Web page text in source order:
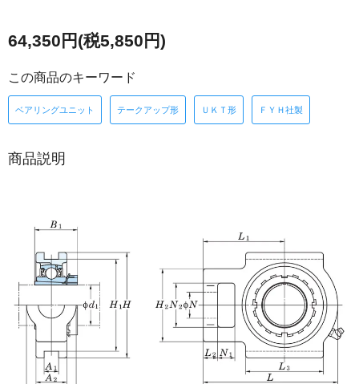
64,350円(税5,850円)
この商品のキーワード
ベアリングユニット テークアップ形 ＵＫＴ形 ＦＹＨ社製
商品説明